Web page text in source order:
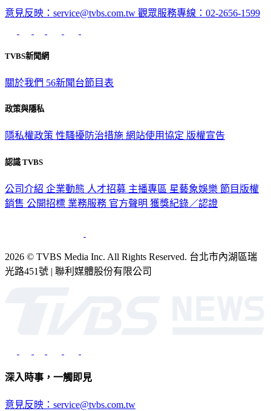
意見反映：service@tvbs.com.tw 觀眾服務專線：02-2656-1599
TVBS新聞網
關於我們 56新聞台節目表
政策與隱私
隱私權政策 性騷擾防治措施 網站使用協定 版權宣告
認識 TVBS
公司介紹 企業動態 人才招募 主播專區 星藝象娛樂 節目版權
銷售 公開招標 業務服務 官方聲明 獲獎紀錄／認證
2026 © TVBS Media Inc. All Rights Reserved. 台北市內湖區瑞
光路451號 | 聯利媒體股份有限公司
深入時事，一觸即見
意見反映：service@tvbs.com.tw